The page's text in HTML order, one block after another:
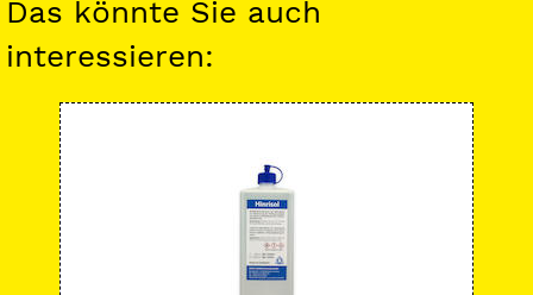
Das könnte Sie auch
interessieren: